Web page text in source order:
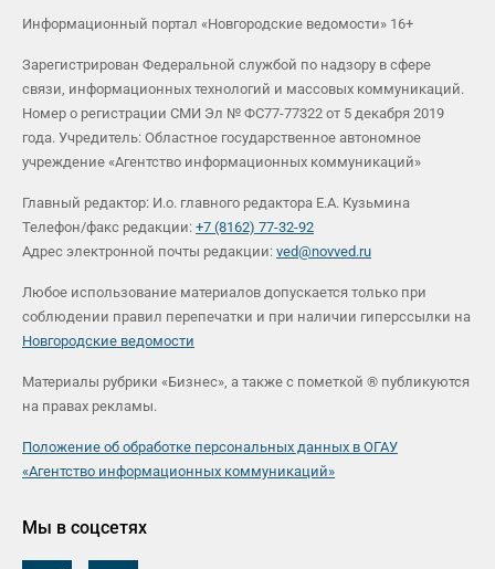
Информационный портал «Новгородские ведомости» 16+
Зарегистрирован Федеральной службой по надзору в сфере
связи, информационных технологий и массовых коммуникаций.
Номер о регистрации СМИ Эл № ФС77-77322 от 5 декабря 2019
года. Учредитель: Областное государственное автономное
учреждение «Агентство информационных коммуникаций»
Главный редактор: И.о. главного редактора Е.А. Кузьмина
Телефон/факс редакции: +7 (8162) 77-32-92
Адрес электронной почты редакции: ved@novved.ru
Любое использование материалов допускается только при
соблюдении правил перепечатки и при наличии гиперссылки на
Новгородские ведомости
Материалы рубрики «Бизнес», а также с пометкой ® публикуются
на правах рекламы.
Положение об обработке персональных данных в ОГАУ
«Агентство информационных коммуникаций»
Мы в соцсетях